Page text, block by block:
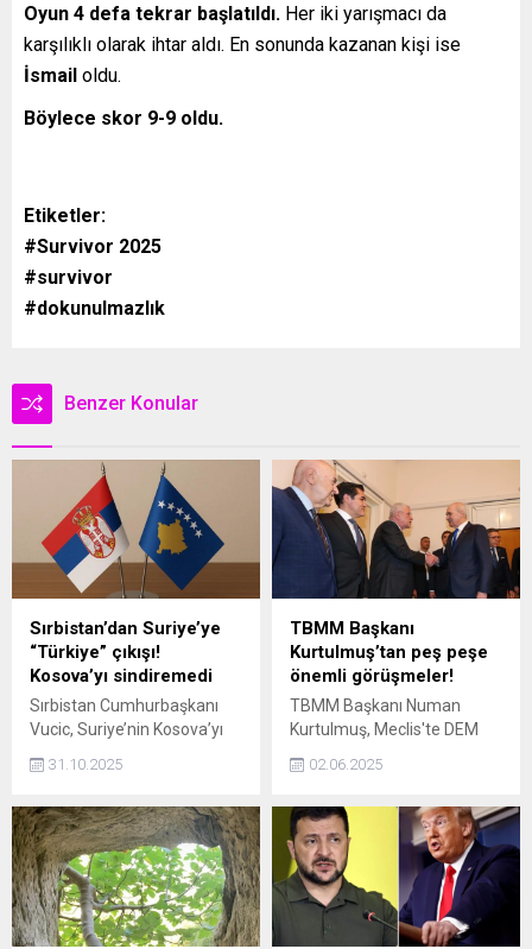
Oyun 4 defa tekrar başlatıldı. Her iki yarışmacı da
karşılıklı olarak ihtar aldı. En sonunda kazanan kişi ise
İsmail oldu.
Böylece skor 9-9 oldu.
Etiketler:
#Survivor 2025
#survivor
#dokunulmazlık
Benzer Konular
Sırbistan’dan Suriye’ye
“Türkiye” çıkışı!
Kosova’yı sindiremedi
Sırbistan Cumhurbaşkanı
Vucic, Suriye’nin Kosova’yı
etkisi altında aldığını ileri
31.10.2025
TBMM Başkanı
Kurtulmuş’tan peş peşe
önemli görüşmeler!
TBMM Başkanı Numan
Kurtulmuş, Meclis'te DEM
ardından Yeni Yol Partisi ile
ziyaretinin ardından
açıklamalarda bulunuyor.
02.06.2025